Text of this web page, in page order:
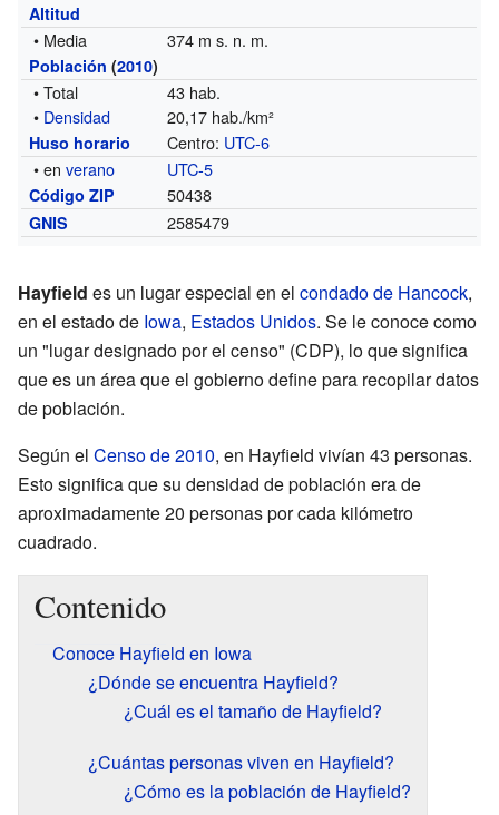
Altitud
• Media 374 m s. n. m.
Población (2010)
• Total
43 hab.
• Densidad 20,17 hab./km²
Huso horario Centro: UTC-6
• enverano UTC-5
Código ZIP 50438
GNIS 2585479
Hayfield es un lugar especial en el condado de Hancock,
en el estado de Iowa, Estados Unidos. Se le conoce como
un "lugar designado por el censo" (CDP), lo que significa
que es un área que el gobierno define para recopilar datos
de población.
Según el Censo de 2010, en Hayfield vivían 43 personas.
Esto significa que su densidad de población era de
aproximadamente 20 personas por cada kilómetro
cuadrado.
Contenido
Conoce Hayfield en Iowa
¿Dónde se encuentra Hayfield?
¿Cuál es el tamaño de Hayfield?
¿Cuántas personas viven en Hayfield?
¿Cómo es la población de Hayfield?